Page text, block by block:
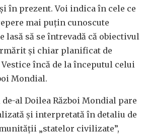
în prezent. Voi indica în cele ce
mai puțin cunoscute
lasă să se întrevadă că obiectivul
și chiar planificat de
încă de la începutul celui
Mondial.
al Doilea Război Mondial pare
și interpretată în detaliu de
„statelor civilizate”,